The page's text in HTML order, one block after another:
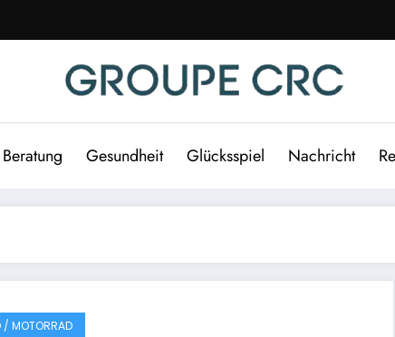
Beratung Gesundheit Glücksspiel Nachricht
/ MOTORRAD